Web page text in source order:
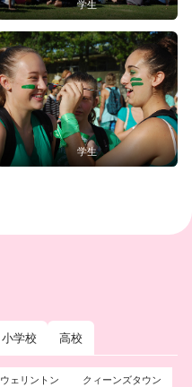
学生
学生
小学校 高校
ウェリントン クィーンズタウン